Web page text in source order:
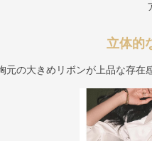
立体的
元の大きめリボンが上品な存在